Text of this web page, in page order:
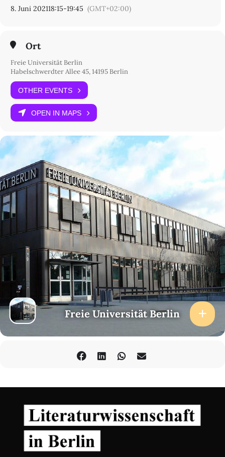
zu nutzen.
8. Juni 202118:15-19:45 (GMT+02:00)
Ort
Freie Universität Berlin
Habelschwerdter Allee 45, 14195 Berlin
OTHER EVENTS
OPEN IN MAPS
Freie Universität Berlin